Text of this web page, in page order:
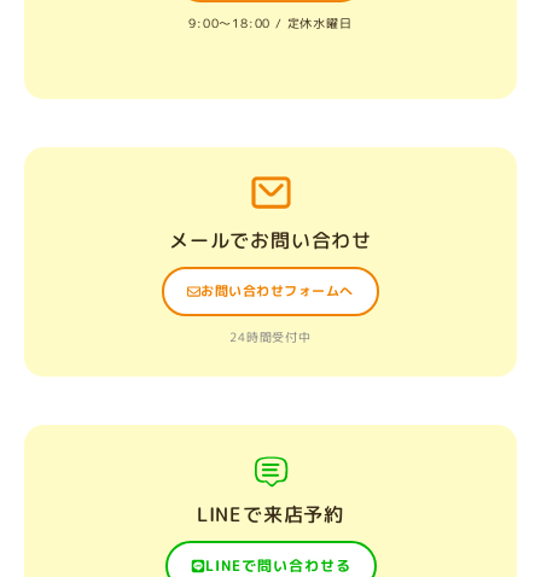
9:00〜18:00 / 定休水曜日
メールでお問い合わせ
お問い合わせフォームへ
24時間受付中
LINEで来店予約
LINEで問い合わせる